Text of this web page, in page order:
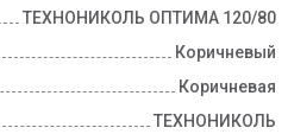
ТЕХНОНИКОЛЬ ОПТИМА 120/80
Коричневый
Коричневая
ТЕХНОНИКОЛЬ